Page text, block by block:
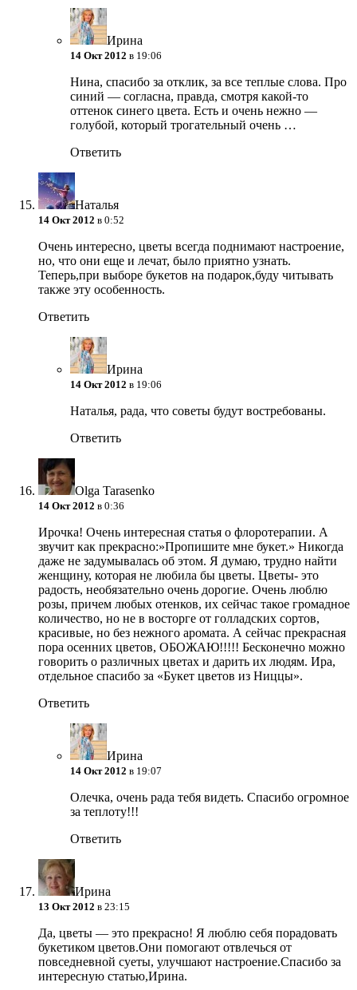
Ирина
14 Окт 2012 в 19:06
Нина, спасибо за отклик, за все теплые слова. Про
синий — согласна, правда, смотря какой-то
оттенок синего цвета. Есть и очень нежно —
голубой, который трогательный очень …
Ответить
Наталья
14 Окт 2012 в 0:52
Очень интересно, цветы всегда поднимают настроение,
но, что они еще и лечат, было приятно узнать.
Теперь,при выборе букетов на подарок,буду читывать
также эту особенность.
Ответить
Ирина
14 Окт 2012 в 19:06
Наталья, рада, что советы будут востребованы.
Ответить
Olga Tarasenko
14 Окт 2012 в 0:36
Ирочка! Очень интересная статья о флоротерапии. А
звучит как прекрасно:»Пропишите мне букет.» Никогда
даже не задумывалась об этом. Я думаю, трудно найти
женщину, которая не любила бы цветы. Цветы- это
радость, необязательно очень дорогие. Очень люблю
розы, причем любых отенков, их сейчас такое громадное
количество, но не в восторге от голладских сортов,
красивые, но без нежного аромата. А сейчас прекрасная
пора осенних цветов, ОБОЖАЮ!!!!! Бесконечно можно
говорить о различных цветах и дарить их людям. Ира,
отдельное спасибо за «Букет цветов из Ниццы».
Ответить
Ирина
14 Окт 2012 в 19:07
Олечка, очень рада тебя видеть. Спасибо огромное
за теплоту!!!
Ответить
Ирина
13 Окт 2012 в 23:15
Да, цветы — это прекрасно! Я люблю себя порадовать
букетиком цветов.Они помогают отвлечься от
повседневной суеты, улучшают настроение.Спасибо за
интересную статью,Ирина.